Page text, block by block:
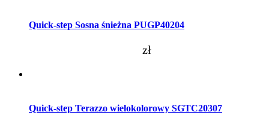
Quick-step Sosna śnieżna PUGP40204
zł
Quick-step Terazzo wielokolorowy SGTC20307